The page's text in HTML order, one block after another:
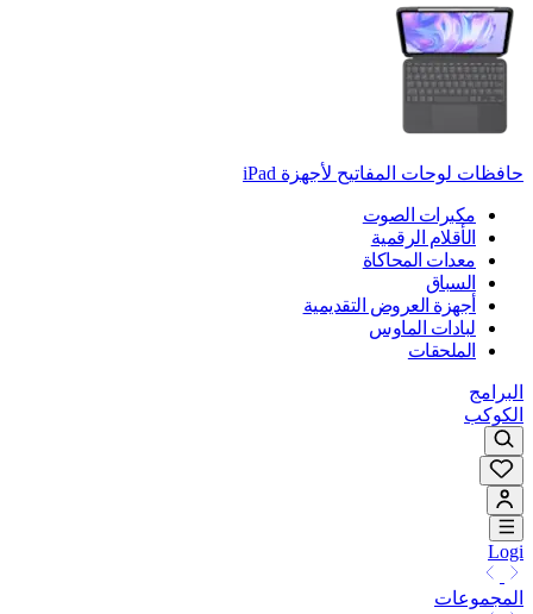
حافظات لوحات المفاتيح لأجهزة ‏iPad
مكبرات الصوت
الأقلام الرقمية
معدات المحاكاة
السباق
أجهزة العروض التقديمية
لبادات الماوس
الملحقات
البرامج
الكوكب
Logi
المجموعات